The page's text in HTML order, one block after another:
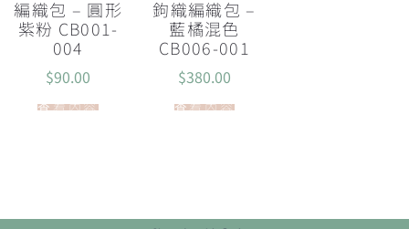
編織包 – 圓形
紫粉 CB001-
004
$90.00
查看內容
鉤織編織包 –
藍橘混色
CB006-001
$380.00
查看內容